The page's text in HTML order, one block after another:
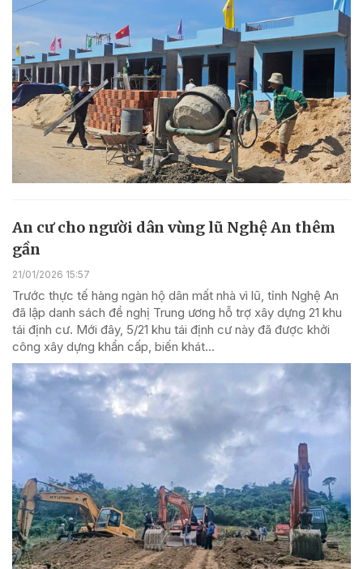
An cư cho người dân vùng lũ Nghệ An thêm
gần
21/01/2026 15:57
Trước thực tế hàng ngàn hộ dân mất nhà vì lũ, tỉnh Nghệ An
đã lập danh sách đề nghị Trung ương hỗ trợ xây dựng 21 khu
tái định cư. Mới đây, 5/21 khu tái định cư này đã được khởi
công xây dựng khẩn cấp, biến khát...